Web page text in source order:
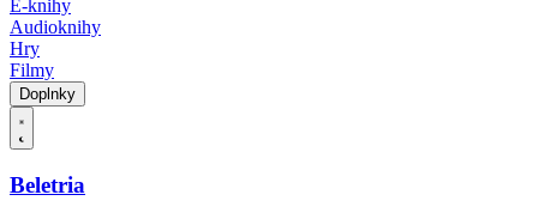
E-knihy
Audioknihy
Hry
Filmy
Doplnky
Beletria